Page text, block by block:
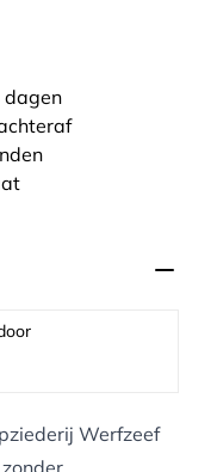
dagen
Werfzeef